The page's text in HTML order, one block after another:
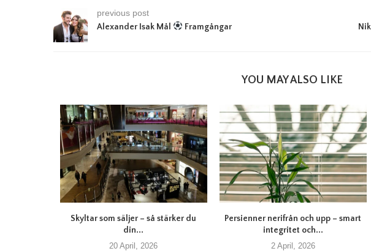
previous post
Alexander Isak Mål
Framgångar
YOU MAY ALSO LIKE
Skyltar som säljer – så stärker du
din...
20 April, 2026
Persienner nerifrån och upp – smart
integritet och...
2 April, 2026